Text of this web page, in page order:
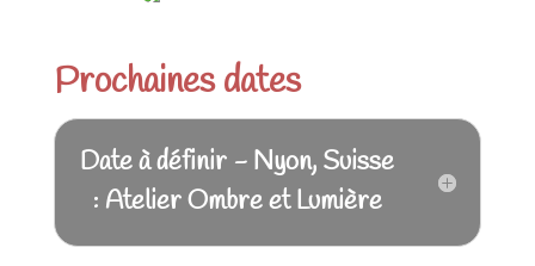
Prochaines dates
Date à définir - Nyon, Suisse
: Atelier Ombre et Lumière